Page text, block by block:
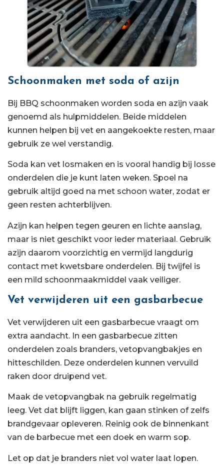
Schoonmaken met soda of azijn
Bij BBQ schoonmaken worden soda en azijn vaak
genoemd als hulpmiddelen. Beide middelen
kunnen helpen bij vet en aangekoekte resten, maar
gebruik ze wel verstandig.
Soda kan vet losmaken en is vooral handig bij losse
onderdelen die je kunt laten weken. Spoel na
gebruik altijd goed na met schoon water, zodat er
geen resten achterblijven.
Azijn kan helpen tegen geuren en lichte aanslag,
maar is niet geschikt voor ieder materiaal. Gebruik
azijn daarom voorzichtig en vermijd langdurig
contact met kwetsbare onderdelen. Bij twijfel is
een mild schoonmaakmiddel vaak veiliger.
Vet verwijderen uit een gasbarbecue
Vet verwijderen uit een gasbarbecue vraagt om
extra aandacht. In een gasbarbecue zitten
onderdelen zoals branders, vetopvangbakjes en
hitteschilden. Deze onderdelen kunnen vervuild
raken door druipend vet.
Maak de vetopvangbak na gebruik regelmatig
leeg. Vet dat blijft liggen, kan gaan stinken of zelfs
brandgevaar opleveren. Reinig ook de binnenkant
van de barbecue met een doek en warm sop.
Let op dat je branders niet vol water laat lopen.